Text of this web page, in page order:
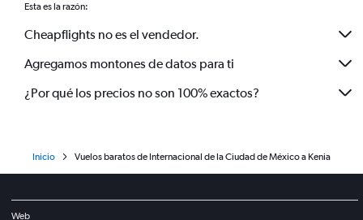
Esta es la razón:
Cheapflights no es el vendedor.
Agregamos montones de datos para ti
¿Por qué los precios no son 100% exactos?
Inicio Vuelos baratos de Internacional de la Ciudad de México a Kenia
Web